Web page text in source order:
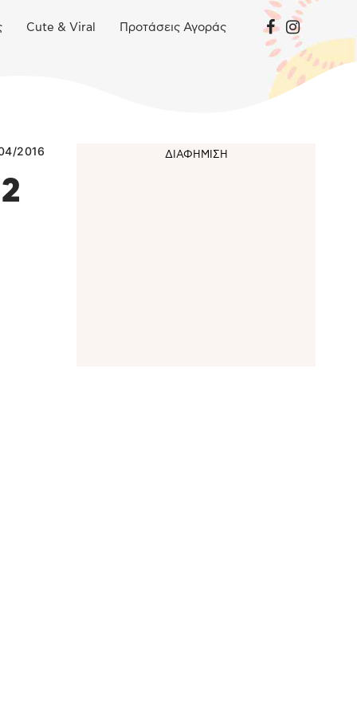
Cute & Viral Προτάσεις Αγοράς
2016